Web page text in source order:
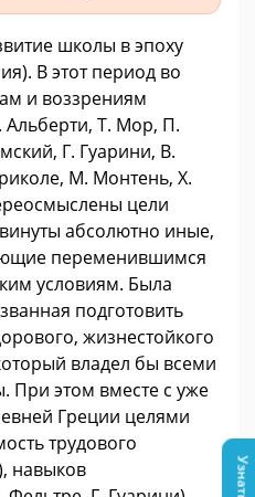
школы в эпоху
В этот период во
и воззрениям
Альберти, Т. Мор, П.
Г. Гуарини, В.
М. Монтень, Х.
цели
абсолютно иные,
переменившимся
условиям. Была
подготовить
жизнестойкого
владел бы всеми
При этом вместе с уже
Греции целями
трудового
навыков